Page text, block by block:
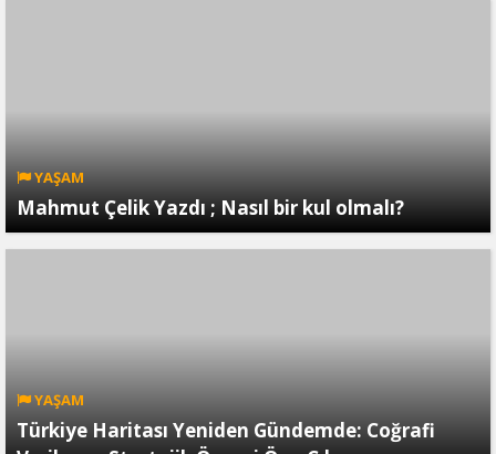
YAŞAM
Mahmut Çelik Yazdı ; Nasıl bir kul olmalı?
YAŞAM
Türkiye Haritası Yeniden Gündemde: Coğrafi